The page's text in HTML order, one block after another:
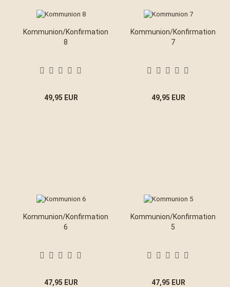
Kommunion/Konfirmation
8
49,95 EUR
Kommunion/Konfirmation
7
49,95 EUR
Kommunion/Konfirmation
6
47,95 EUR
Kommunion/Konfirmation
5
47,95 EUR